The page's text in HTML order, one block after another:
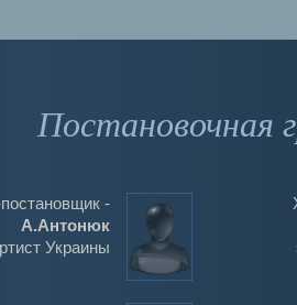
Постановочная
-
А.Антонюк
Украины